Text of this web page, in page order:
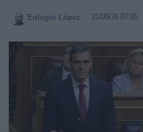
Eulogio López 21/05/26 07:05